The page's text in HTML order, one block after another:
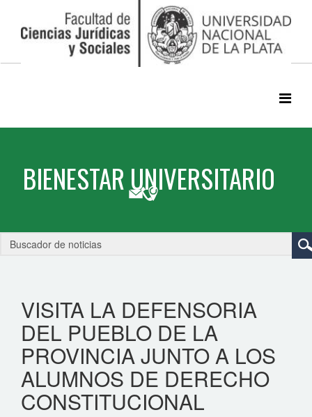
VISITA LA DEFENSORIA
DEL PUEBLO DE LA
PROVINCIA JUNTO A LOS
ALUMNOS DE DERECHO
CONSTITUCIONAL